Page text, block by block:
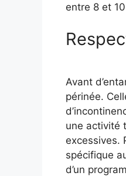
entre 8 et
Avant
périnée.
une activité
excessives.
spécifique
d’un